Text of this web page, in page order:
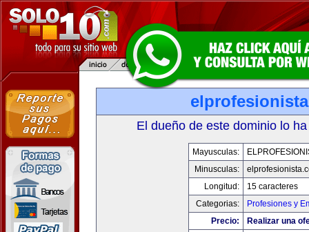
El dueño de este dominio lo
Mayusculas:
Minusculas:
Longitud:
15 caracteres
Categorias:
Profesiones y
Precio:
Realizar una